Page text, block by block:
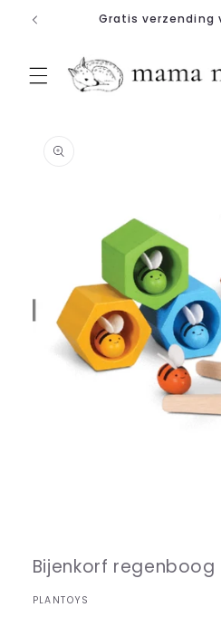
naar de Gratis verzending
modaal
Bijenkorf regenboog
PLANTOYS